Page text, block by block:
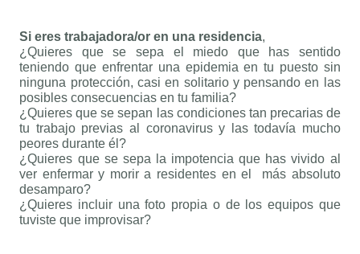
Si eres trabajadora/or en una residencia,
¿Quieres que se sepa el miedo que has sentido
teniendo que enfrentar una epidemia en tu puesto sin
ninguna protección, casi en solitario y pensando en las
posibles consecuencias en tu familia?
¿Quieres que se sepan las condiciones tan precarias de
tu trabajo previas al coronavirus y las todavía mucho
peores durante él?
¿Quieres que se sepa la impotencia que has vivido al
ver enfermar y morir a residentes en el más absoluto
desamparo?
¿Quieres incluir una foto propia o de los equipos que
tuviste que improvisar?